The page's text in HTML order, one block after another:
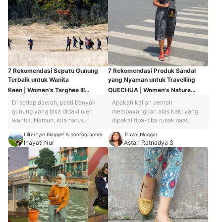
7 Rekomendasi Sepatu Gunung
Terbaik untuk Wanita
Keen | Women's Targhee III
Di setiap daerah, pasti banyak
gunung yang bisa didaki oleh
wanita. Namun, kita harus
informasi tentang medan di
gunung tersebut sebelum
pendakian. Apakah medannya
banyak pohon tumbang, licin,
atau berbatu? Lalu, selain
medan, lebih baik kita juga
memerhatikan peralatan
pendakian karena kondisi alam
tidak bisa ditebak. Salah satu
peralatan yang paling penting
Llifestyle blogger & photographer
Inayati Nur
7 Rekomendasi Produk Sandal
yang Nyaman untuk Travelling
QUECHUA | Women's Nature
Apakah kalian pernah
membayangkan alas kaki yang
dipakai tiba-tiba rusak saat
pernah mengalaminya? Alas kaki
yang mendadak rusak pasti
membuat mood saat travelling
menjadi buruk. Apalagi kalau
sedang trekking di medan yang
cukup curam. Sebelum memulai
perjalanan, memilih alas kaki
yang nyaman adalah hal yang
penting. Kalian juga bisa
mencoba terlebih dahulu alas
Travel blogger
Astari Ratnadya S